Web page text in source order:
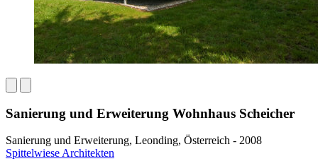
Sanierung und Erweiterung Wohnhaus Scheicher
Sanierung und Erweiterung, Leonding, Österreich - 2008
Spittelwiese Architekten